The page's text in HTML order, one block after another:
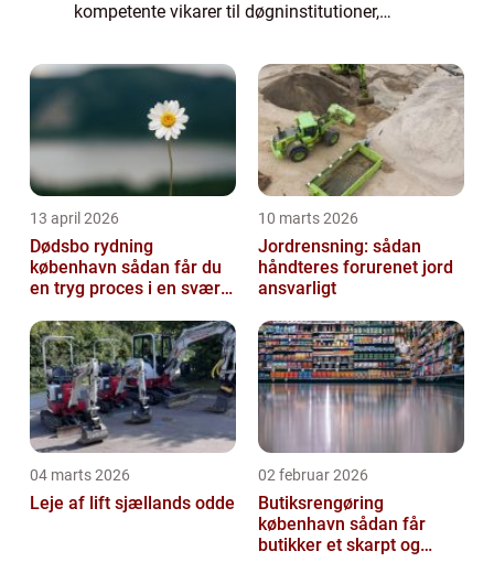
kompetente vikarer til døgninstitutioner,
institutioner, hvilket hjæl...
13 april 2026
Dødsbo rydning
københavn sådan får du
en tryg proces i en svær
10 marts 2026
Jordrensning: sådan
håndteres forurenet jord
ansvarligt
04 marts 2026
Leje af lift sjællands odde
02 februar 2026
Butiksrengøring
københavn sådan får
butikker et skarpt og